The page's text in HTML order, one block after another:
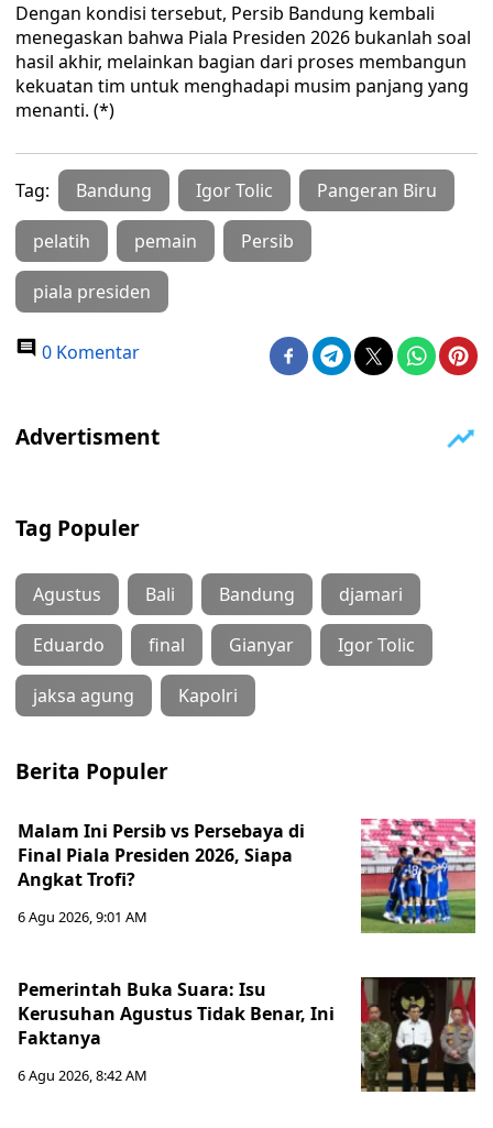
Dengan kondisi tersebut, Persib Bandung kembali
menegaskan bahwa Piala Presiden 2026 bukanlah soal
hasil akhir, melainkan bagian dari proses membangun
kekuatan tim untuk menghadapi musim panjang yang
menanti. (*)
Tag: Bandung Igor Tolic Pangeran Biru
pelatih pemain Persib
piala presiden
0 Komentar
Tag Populer
Agustus Bali Bandung djamari
Eduardo final Gianyar Igor Tolic
jaksa agung Kapolri
Berita Populer
Malam Ini Persib vs Persebaya di
Final Piala Presiden 2026, Siapa
Angkat Trofi?
6 Agu 2026, 9:01 AM
Pemerintah Buka Suara: Isu
Kerusuhan Agustus Tidak Benar, Ini
Faktanya
6 Agu 2026, 8:42 AM